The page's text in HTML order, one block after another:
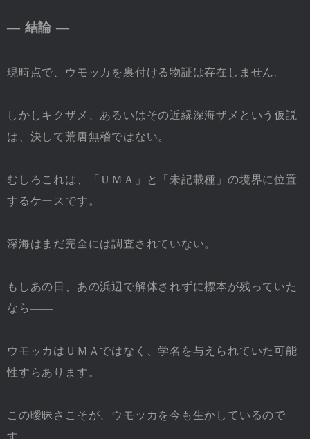
― 結論 ―
現時点で、ウモッカを裏付ける物証は存在しません。
しかしキクザメ、あるいはその近縁深海ザメという仮説
は、決して荒唐無稽ではない。
むしろこれは、「ＵＭＡ」と「未記載種」の境界に位置
するケースです。
深海はまだ完全には調査されていない。
もしあの日、あの浜辺で解体されずに標本が残っていた
なら――
ウモッカはＵＭＡではなく、学名を与えられていた可能
性すらあります。
この曖昧さこそが、ウモッカを今も生かしているので
す。